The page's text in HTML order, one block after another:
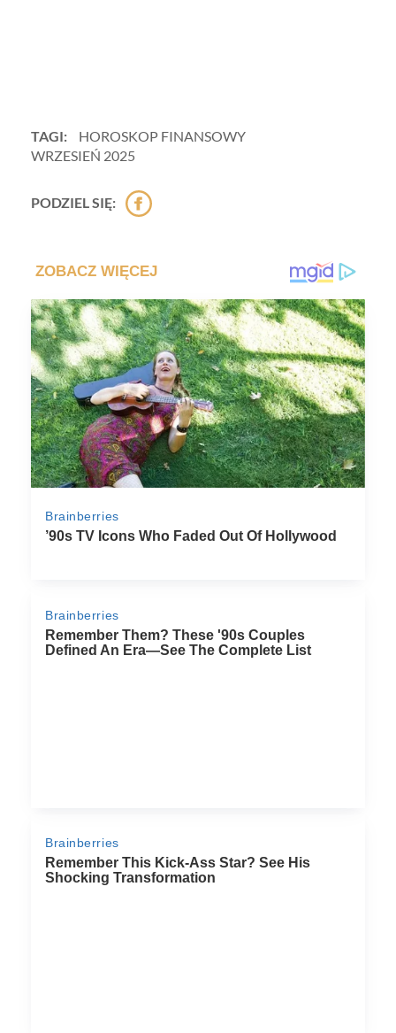
TAGI:
HOROSKOP FINANSOWY
WRZESIEŃ 2025
PODZIEL SIĘ: